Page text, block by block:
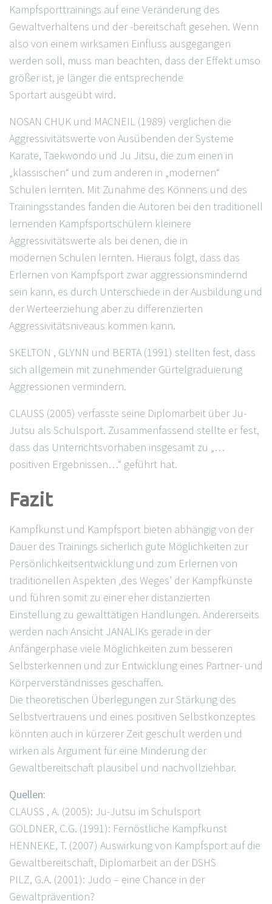
Kampfsporttrainings auf eine Veränderung des
Gewaltverhaltens und der -bereitschaft gesehen. Wenn
also von einem wirksamen Einfluss ausgegangen
werden soll, muss man beachten, dass der Effekt umso
größer ist, je länger die entsprechende
Sportart ausgeübt wird.
NOSAN CHUK und MACNEIL (1989) verglichen die
Aggressivitätswerte von Ausübenden der Systeme
Karate, Taekwondo und Ju Jitsu, die zum einen in
„klassischen“ und zum anderen in „modernen“
Schulen lernten. Mit Zunahme des Könnens und des
Trainingsstandes fanden die Autoren bei den traditionell
lernenden Kampfsportschülern kleinere
Aggressivitätswerte als bei denen, die in
modernen Schulen lernten. Hieraus folgt, dass das
Erlernen von Kampfsport zwar aggressionsmindernd
sein kann, es durch Unterschiede in der Ausbildung und
der Werteerziehung aber zu differenzierten
Aggressivitätsniveaus kommen kann.
SKELTON , GLYNN und BERTA (1991) stellten fest, dass
sich allgemein mit zunehmender Gürtelgraduierung
Aggressionen vermindern.
CLAUSS (2005) verfasste seine Diplomarbeit über Ju-
Jutsu als Schulsport. Zusammenfassend stellte er fest,
dass das Unterrichtsvorhaben insgesamt zu „…
positiven Ergebnissen…“ geführt hat.
Fazit
Kampfkunst und Kampfsport bieten abhängig von der
Dauer des Trainings sicherlich gute Möglichkeiten zur
Persönlichkeitsentwicklung und zum Erlernen von
traditionellen Aspekten ‚des Weges’ der Kampfkünste
und führen somit zu einer eher distanzierten
Einstellung zu gewalttätigen Handlungen. Andererseits
werden nach Ansicht JANALIKs gerade in der
Anfängerphase viele Möglichkeiten zum besseren
Selbsterkennen und zur Entwicklung eines Partner- und
Körperverständnisses geschaffen.
Die theoretischen Überlegungen zur Stärkung des
Selbstvertrauens und eines positiven Selbstkonzeptes
könnten auch in kürzerer Zeit geschult werden und
wirken als Argument für eine Minderung der
Gewaltbereitschaft plausibel und nachvollziehbar.
Quellen:
CLAUSS , A. (2005): Ju-Jutsu im Schulsport
GOLDNER, C.G. (1991): Fernöstliche Kampfkunst
HENNEKE, T. (2007) Auswirkung von Kampfsport auf die
Gewaltbereitschaft, Diplomarbeit an der DSHS
PILZ, G.A. (2001): Judo – eine Chance in der
Gewaltprävention?